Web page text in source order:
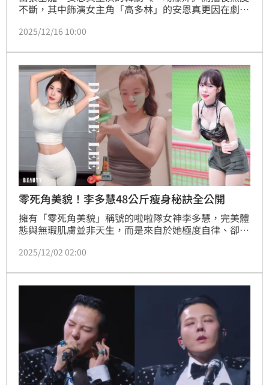
不斷，其中飾演女主角「高多林」的安恩真更因在劇裡
醫生生活》系列、《戀人》等作品中，臉型屬於可愛圓
2025/12/16 10:00
零死角美貌！李多慧48公斤瘦身秘訣全公開
擁有「零死角美貌」稱號的啦啦隊女神李多慧，完美體
態與無瑕肌膚並非天生，而是來自於她極度自律、卻又
復胖，並養成水煮蛋般的透亮肌嗎？李多慧在個人
食管理、自製瘦身果昔，每個步驟都簡單有效。
2025/12/02 02:00